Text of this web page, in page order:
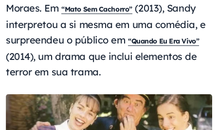
Moraes. Em“Mato Sem Cachorro”(2013), Sandy
interpretou a si mesma em uma comédia, e
surpreendeu o público em“Quando Eu Era Vivo”
(2014), um drama que inclui elementos de
terror em sua trama.